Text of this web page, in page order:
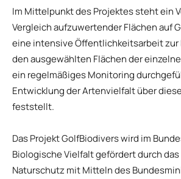
Im Mittelpunkt des Projektes steht ein
Vergleich aufzuwertender Flächen auf
eine intensive Öffentlichkeitsarbeit
den ausgewählten Flächen der
ein regelmäßiges Monitoring
Entwicklung der Artenvielfalt über
feststellt.
Das Projekt GolfBiodivers wird im
Biologische Vielfalt gefördert durch
Naturschutz mit Mitteln des